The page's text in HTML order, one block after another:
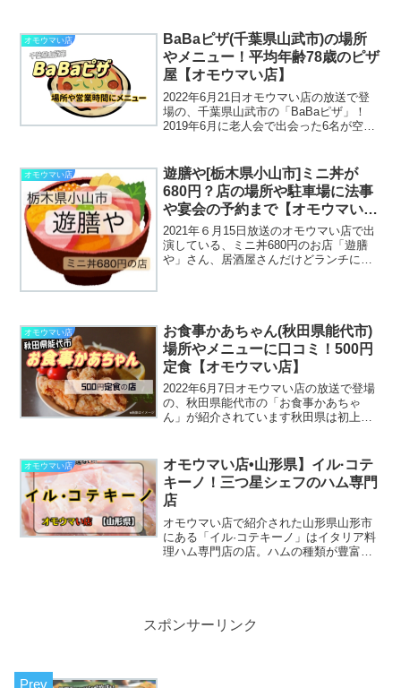
オモウマい店
BaBaピザ(千葉県山武市)の場所
やメニュー！平均年齢78歳のピザ
屋【オモウマい店】
2022年6月21日オモウマい店の放送で登
場の、千葉県山武市の「BaBaピザ」！
2019年6月に老人会で出会った6名が空き
メニューなどをまとめました！平均年齢
78歳...
オモウマい店
遊膳や[栃木県小山市]ミニ丼が
680円？店の場所や駐車場に法事
や宴会の予約まで【オモウマい
店】
2021年６月15日放送のオモウマい店で出
演している、ミニ丼680円のお店「遊膳
や」さん、居酒屋さんだけどランチに力
オモウマい店
お食事かあちゃん(秋田県能代市)
場所やメニューに口コミ！500円
定食【オモウマい店】
2022年6月7日オモウマい店の放送で登場
の、秋田県能代市の「お食事かあちゃ
ん」が紹介されています秋田県は初上陸
な量で話題です！そんな「お食事かあち
ゃん」のお店の場所や...
オモウマい店
オモウマい店•山形県】イル·コテ
キーノ！三つ星シェフのハム専門
店
オモウマい店で紹介された山形県山形市
にある「イル·コテキーノ」はイタリア料
理ハム専門店の店。ハムの種類が豊富で
スポンサーリンク